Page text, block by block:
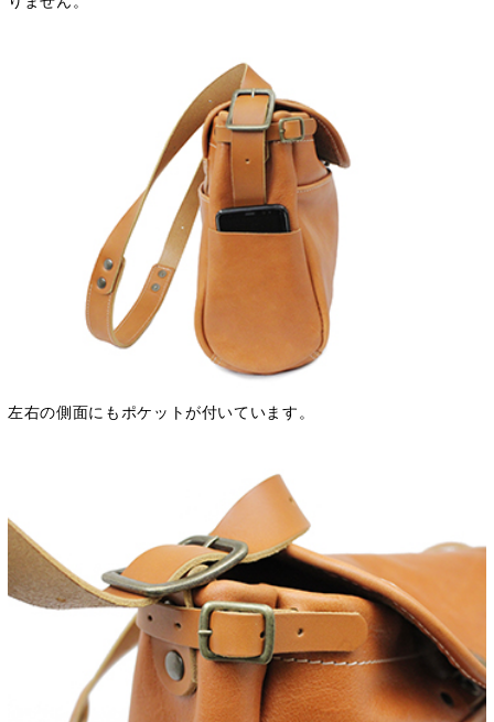
左右の側面にもポケットが付いています。